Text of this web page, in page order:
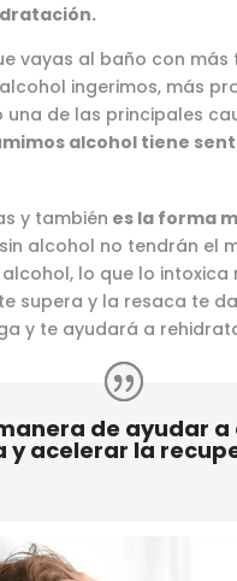
vayas al baño con
ingerimos, más
de las principales
alcohol tiene
y también es la forma
alcohol no tendrán el
lo que lo intoxica
supera y la resaca te
y te ayudará a
de ayudar
y acelerar la